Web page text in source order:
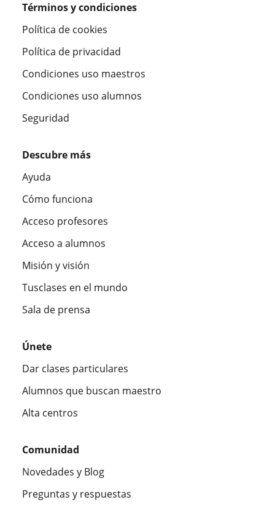
Términos y condiciones
Política de cookies
Política de privacidad
Condiciones uso maestros
Condiciones uso alumnos
Seguridad
Descubre más
Ayuda
Cómo funciona
Acceso profesores
Acceso a alumnos
Misión y visión
Tusclases en el mundo
Sala de prensa
Únete
Dar clases particulares
Alumnos que buscan maestro
Alta centros
Comunidad
Novedades y Blog
Preguntas y respuestas